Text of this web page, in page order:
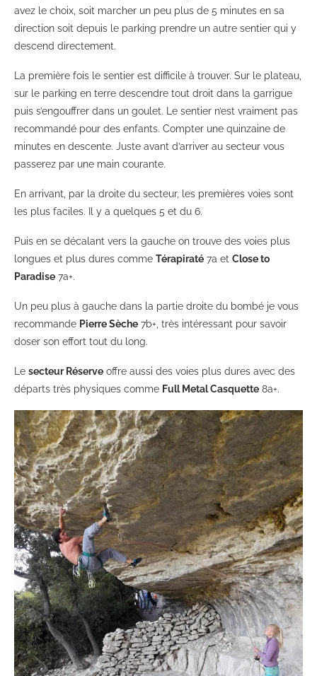
avez le choix, soit marcher un peu plus de 5 minutes en sa
direction soit depuis le parking prendre un autre sentier qui y
descend directement.
La première fois le sentier est difficile à trouver. Sur le plateau,
sur le parking en terre descendre tout droit dans la garrigue
puis s’engouffrer dans un goulet. Le sentier n’est vraiment pas
recommandé pour des enfants. Compter une quinzaine de
minutes en descente. Juste avant d’arriver au secteur vous
passerez par une main courante.
En arrivant, par la droite du secteur, les premières voies sont
les plus faciles. Il y a quelques 5 et du 6.
Puis en se décalant vers la gauche on trouve des voies plus
longues et plus dures comme Térapiraté 7a et Close to
Paradise 7a+.
Un peu plus à gauche dans la partie droite du bombé je vous
recommande Pierre Sèche 7b+, très intéressant pour savoir
doser son effort tout du long.
Le secteur Réserve offre aussi des voies plus dures avec des
départs très physiques comme Full Metal Casquette 8a+.